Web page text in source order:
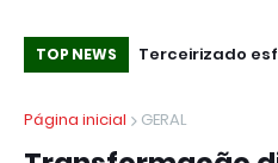
TOP NEWS
de Moraes
Terceirizado
Paulista
Página inicial GERAL